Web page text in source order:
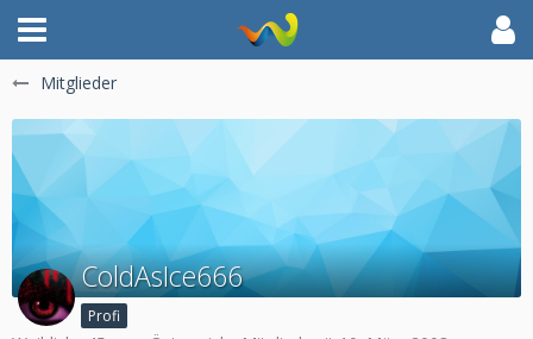
Mitglieder
ColdAsIce666
Profi